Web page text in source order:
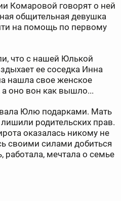
Комаровой говорят о ней
общительная девушка
на помощь по первому
что с нашей Юлькой
ее соседка Инна
нашла свое женское
а оно вон как вышло...
Юлю подарками. Мать
родительских прав.
оказалась никому не
своими силами добиться
работала, мечтала о семье